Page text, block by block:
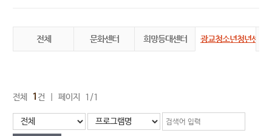
전체 문화센터 희망등대센터 광교청소년청년센터
전체 1 건 | 페이지 1/1